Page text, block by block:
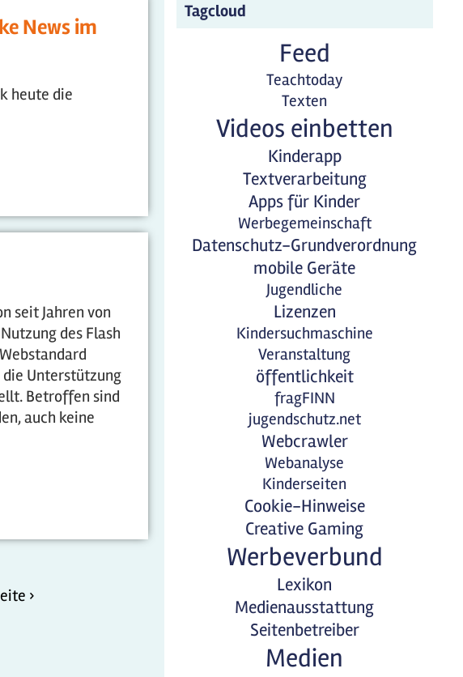
News im
heute die
seit Jahren von
des Flash
die Unterstützung
Betroffen sind
auch keine
›
Tagcloud
Feed
Teachtoday
Texten
Videos einbetten
Kinderapp
Textverarbeitung
Apps für Kinder
Werbegemeinschaft
Datenschutz-Grundverordnung
mobile Geräte
Jugendliche
Lizenzen
Kindersuchmaschine
Veranstaltung
öffentlichkeit
fragFINN
jugendschutz.net
Webcrawler
Webanalyse
Kinderseiten
Cookie-Hinweise
Creative Gaming
Werbeverbund
Lexikon
Medienausstattung
Seitenbetreiber
Medien